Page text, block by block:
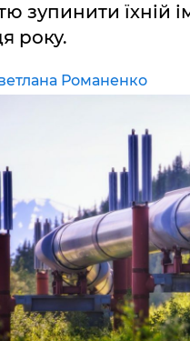
зупинити їхній
року.
Романенко